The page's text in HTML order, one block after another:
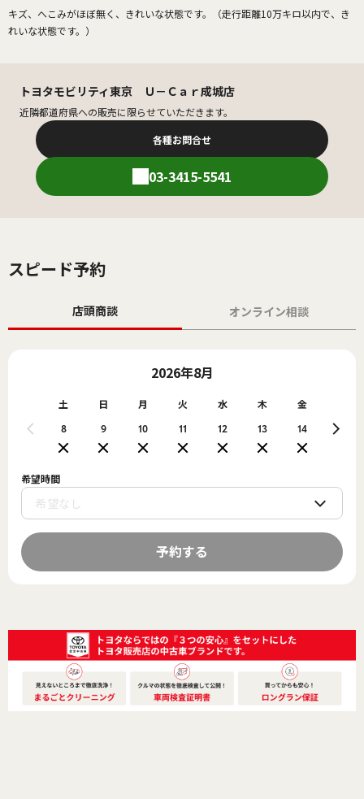
キズ、へこみがほぼ無く、きれいな状態です。（走行距離10万キロ以内で、き
れいな状態です。）
トヨタモビリティ東京 Ｕ－Ｃａｒ成城店
近隣都道府県への販売に限らせていただきます。
各種お問合せ
03-3415-5541
スピード予約
店頭商談 オンライン相談
2026年8月
土
8
日
9
月
10
火
11
水
12
木
13
金
14 15
希望時間
予約する